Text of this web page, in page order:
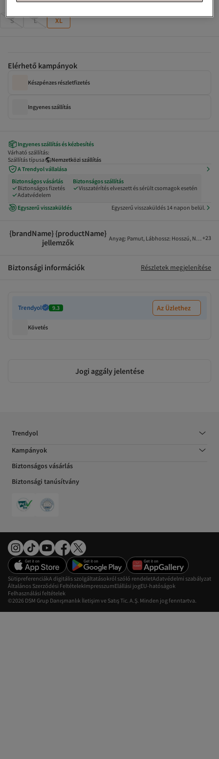
S L XL
Elérhető kampányok
Készpénzes részletfizetés
Ingyenes szállítás
Ingyenes szállítás és kézbesítés
Várható szállítás:
Szállítás típusa
Nemzetközi szállítás
A Trendyol vállalása
Biztonságos vásárlás
Biztonságos fizetés
Adatvédelem
Biztonságos szállítás
Visszatérítés elveszett és sérült csomagok esetén
Egyszerű visszaküldés Egyszerű visszaküldés 14 napon belül.
{brandName} {productName}
jellemzők
Anyag: Pamut, Lábhossz: Hosszú, +23
Biztonsági információk Részletek megjelenítése
Trendyol 9.3 Az Üzlethez
Követés
Jogi aggály jelentése
Trendyol
Kampányok
Biztonságos vásárlás
Biztonsági tanúsítvány
©2026 DSM Grup Danışmanlık İletişim ve Satış Tic. A.Ş. Minden jog fenntartva.
SütipreferenciákA digitális szolgáltatásokról szóló rendeletAdatvédelmi szabályzat
Általános Szerződési FeltételekImpresszumElállási jogEU-hatóságok
Felhasználási feltételek